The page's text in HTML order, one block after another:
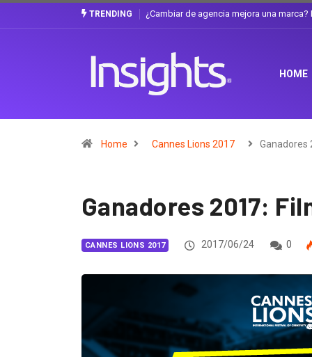
TRENDING Gabriela Herrera y el arte de cambiarse
HOME
Home Cannes Lions 2017 Ganadores
Ganadores 2017:
CANNES LIONS 2017 2017/06/24 0